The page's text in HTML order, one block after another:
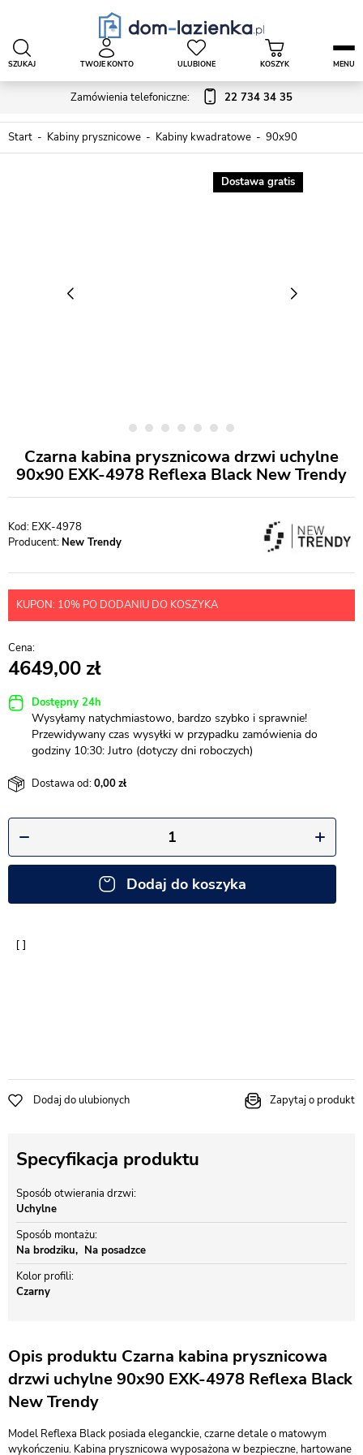
Zamówienia telefoniczne: 22 734 34 35
SZUKAJ TWOJE KONTO ULUBIONE KOSZYK MENU
Start Kabiny prysznicowe Kabiny kwadratowe 90x90
Dostawa gratis
Czarna kabina prysznicowa drzwi uchylne
90x90 EXK-4978 Reflexa Black New Trendy
EXK-4978
Producent: New Trendy
KUPON: 10% PO DODANIU DO KOSZYKA
4649,00
Dostępny 24h
Wysyłamy natychmiastowo, bardzo szybko i sprawnie!
Przewidywany czas wysyłki w przypadku zamówienia do
godziny 10:30: Jutro (dotyczy dni roboczych)
Dostawa od:0,00
Dodaj do koszyka
Dodaj do ulubionych Zapytaj o produkt
Specyfikacja produktu
Sposób otwierania drzwi
Uchylne
Sposób montażu
Na brodziku
Na posadzce
Kolor profili
Czarny
Opis produktu Czarna kabina prysznicowa
drzwi uchylne 90x90 EXK-4978 Reflexa Black
New Trendy
Model Reflexa Black posiada eleganckie, czarne detale o matowym
wykończeniu. Kabina prysznicowa wyposażona w bezpieczne, hartowane